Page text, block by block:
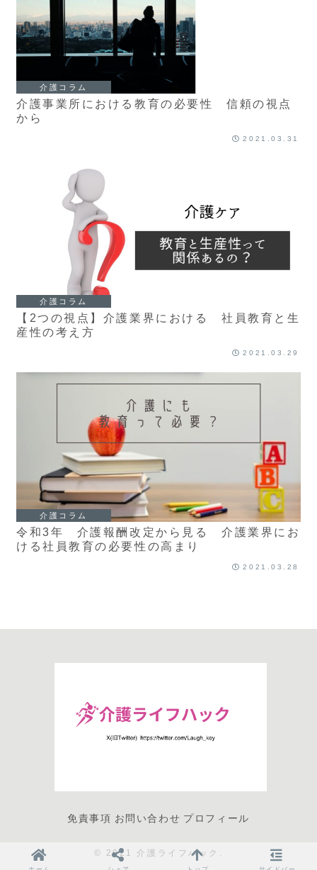
介護コラム
介護事業所における教育の必要性 信頼の視点
から
2021.03.31
介護コラム
【2つの視点】介護業界における 社員教育と生
産性の考え方
2021.03.29
介護コラム
令和3年 介護報酬改定から見る 介護業界にお
ける社員教育の必要性の高まり
2021.03.28
免責事項 お問い合わせ プロフィール
© 2021 介護ライフハック.